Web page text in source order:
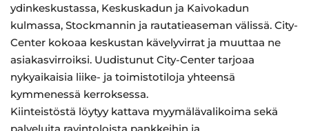
ydinkeskustassa, Keskuskadun ja Kaivokadun
kulmassa, Stockmannin ja rautatieaseman välissä. City-
Center kokoaa keskustan kävelyvirrat ja muuttaa ne
asiakasvirroiksi. Uudistunut City-Center tarjoaa
nykyaikaisia liike- ja toimistotiloja yhteensä
kymmenessä kerroksessa.
Kiinteistöstä löytyy kattava myymälävalikoima sekä